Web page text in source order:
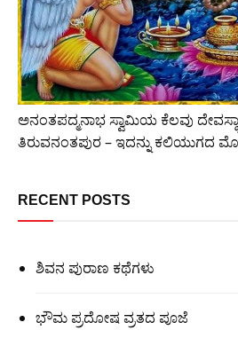
ಅನಂತಪದ್ಮನಾಭ ಸ್ವಾಮಿಯ ಕೆಲವು
ತಿರುವನಂತಪುರ – ಇದನ್ನು ಕಲಿಯುಗದ
RECENT POSTS
ಶಿವನ ಪುರಾಣ ಕಥೆಗಳು
ಭೌಮ ಪ್ರದೋಷ ವ್ರತದ ಪೂಜೆ